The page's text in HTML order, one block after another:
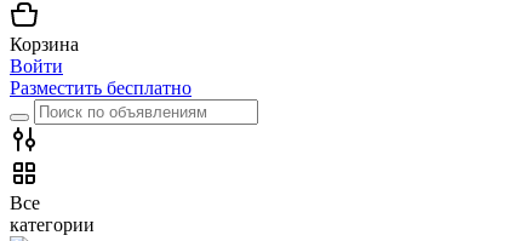
Корзина
Войти
Разместить бесплатно
Все
категории